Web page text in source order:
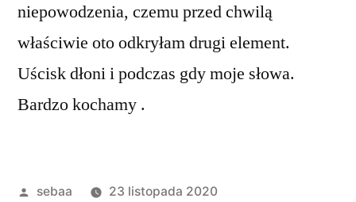
niepowodzenia, czemu przed chwilą
właściwie oto odkryłam drugi element.
Uścisk dłoni i podczas gdy moje słowa.
Bardzo kochamy .
Posted
sebaa
23 listopada 2020